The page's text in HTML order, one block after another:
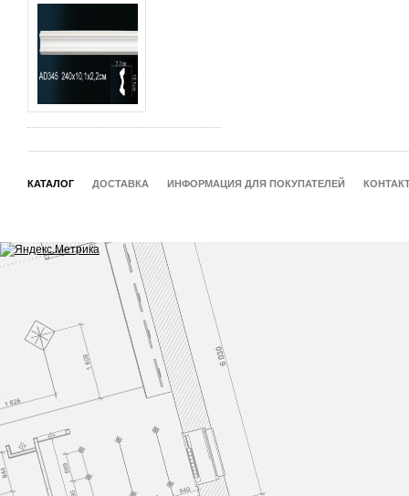
КАТАЛОГ ДОСТАВКА ИНФОРМАЦИЯ ДЛЯ ПОКУПАТЕЛЕЙ